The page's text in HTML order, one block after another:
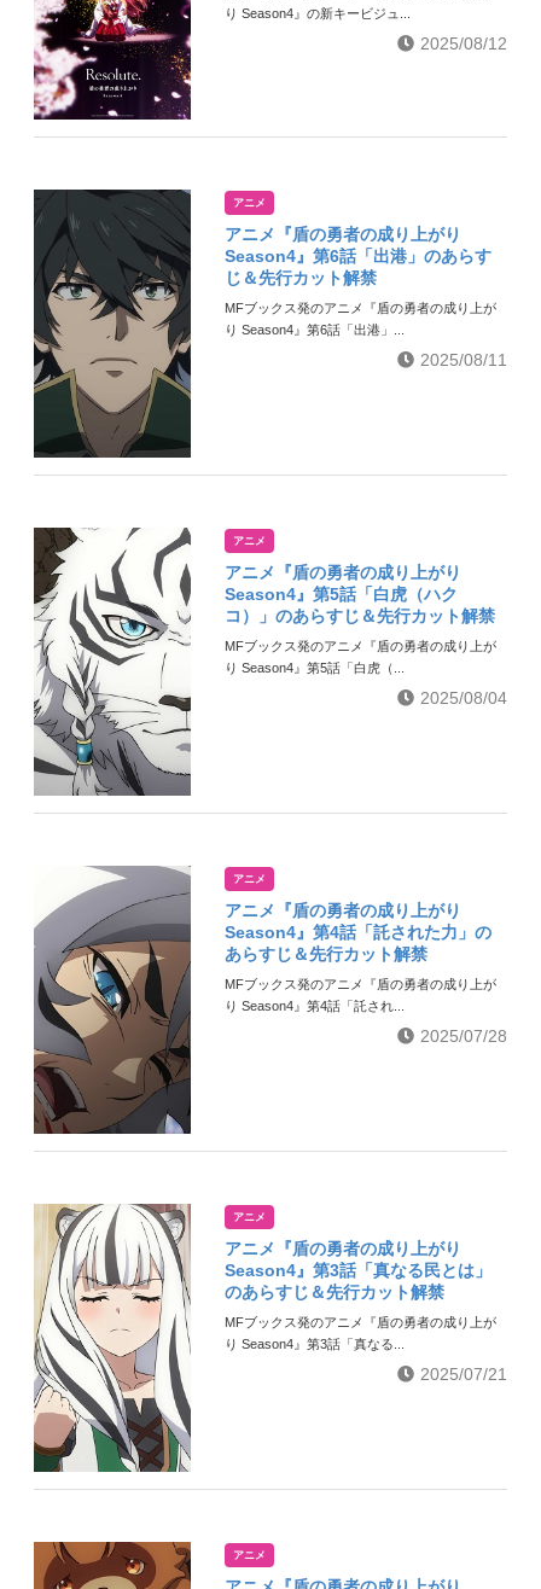
り Season4』の新キービジュ...
2025/08/12
アニメ
アニメ『盾の勇者の成り上がり
Season4』第6話「出港」のあらす
じ＆先行カット解禁
MFブックス発のアニメ『盾の勇者の成り上が
り Season4』第6話「出港」...
2025/08/11
アニメ
アニメ『盾の勇者の成り上がり
Season4』第5話「白虎（ハク
コ）」のあらすじ＆先行カット解禁
MFブックス発のアニメ『盾の勇者の成り上が
り Season4』第5話「白虎（...
2025/08/04
アニメ
アニメ『盾の勇者の成り上がり
Season4』第4話「託された力」の
あらすじ＆先行カット解禁
MFブックス発のアニメ『盾の勇者の成り上が
り Season4』第4話「託され...
2025/07/28
アニメ
アニメ『盾の勇者の成り上がり
Season4』第3話「真なる民とは」
のあらすじ＆先行カット解禁
MFブックス発のアニメ『盾の勇者の成り上が
り Season4』第3話「真なる...
2025/07/21
アニメ